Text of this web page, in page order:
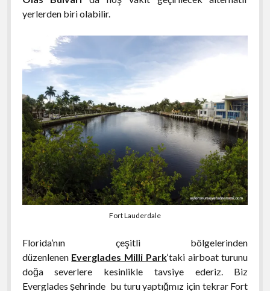
yerlerden biri olabilir.
Fort Lauderdale
Florida’nın çeşitli bölgelerinden
düzenlenen Everglades Milli Park‘taki airboat turunu
doğa severlere kesinlikle tavsiye ederiz. Biz
Everglades şehrinde bu turu yaptığmız için tekrar Fort